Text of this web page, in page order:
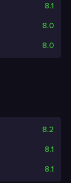
8.1
8.0
8.0
8.2
8.1
8.1